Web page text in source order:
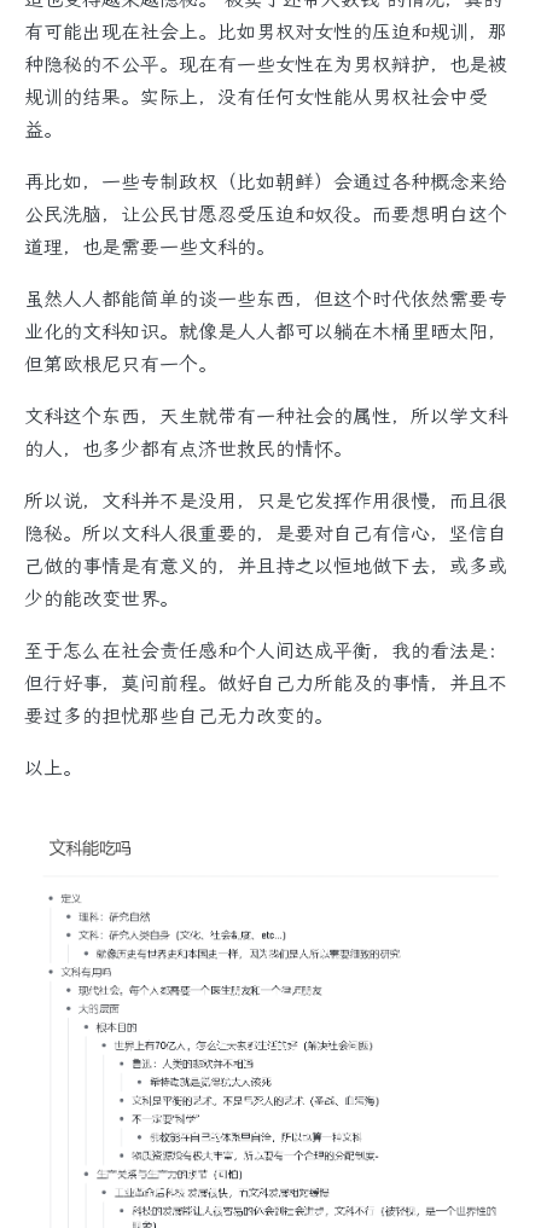
有可能出现在社会上。比如男权对女性的压迫和规训，那
种隐秘的不公平。现在有一些女性在为男权辩护，也是被
规训的结果。实际上，没有任何女性能从男权社会中受
益。
再比如，一些专制政权（比如朝鲜）会通过各种概念来给
公民洗脑，让公民甘愿忍受压迫和奴役。而要想明白这个
道理，也是需要一些文科的。
虽然人人都能简单的谈一些东西，但这个时代依然需要专
业化的文科知识。就像是人人都可以躺在木桶里晒太阳，
但第欧根尼只有一个。
文科这个东西，天生就带有一种社会的属性，所以学文科
的人，也多少都有点济世救民的情怀。
所以说，文科并不是没用，只是它发挥作用很慢，而且很
隐秘。所以文科人很重要的，是要对自己有信心，坚信自
己做的事情是有意义的，并且持之以恒地做下去，或多或
少的能改变世界。
至于怎么在社会责任感和个人间达成平衡，我的看法是：
但行好事，莫问前程。做好自己力所能及的事情，并且不
要过多的担忧那些自己无力改变的。
以上。